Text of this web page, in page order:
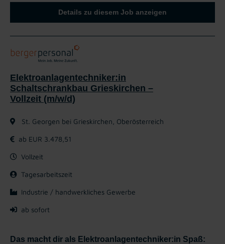
Details zu diesem Job anzeigen
Elektroanlagentechniker:in
Schaltschrankbau Grieskirchen –
Vollzeit (m/w/d)
St. Georgen bei Grieskirchen, Oberösterreich
ab EUR 3.478,51
Vollzeit
Tagesarbeitszeit
Industrie / handwerkliches Gewerbe
ab sofort
Das macht dir als Elektroanlagentechniker:in Spaß: